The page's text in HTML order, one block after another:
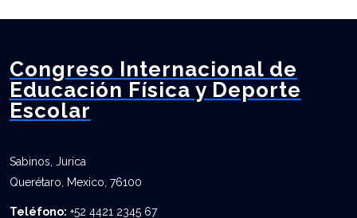
Congreso Internacional de
Educación Física y Deporte
Escolar
Sabinos, Jurica
Querétaro, Mexico, 76100
Teléfono: +52 4421 2345 67